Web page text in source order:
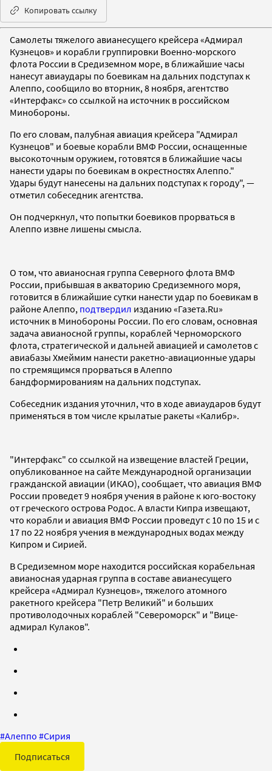
Копировать ссылку
Самолеты тяжелого авианесущего крейсера «Адмирал
Кузнецов» и корабли группировки Военно-морского
флота России в Средиземном море, в ближайшие часы
нанесут авиаудары по боевикам на дальних подступах к
Алеппо, сообщило во вторник, 8 ноября, агентство
«Интерфакс» со ссылкой на источник в российском
Минобороны.
По его словам, палубная авиация крейсера "Адмирал
Кузнецов" и боевые корабли ВМФ России, оснащенные
высокоточным оружием, готовятся в ближайшие часы
нанести удары по боевикам в окрестностях Алеппо."
Удары будут нанесены на дальних подступах к городу", —
отметил собеседник агентства.
Он подчеркнул, что попытки боевиков прорваться в
Алеппо извне лишены смысла.
О том, что авианосная группа Северного флота ВМФ
России, прибывшая в акваторию Средиземного моря,
готовится в ближайшие сутки нанести удар по боевикам в
районе Алеппо, подтвердил изданию «Газета.Ru»
источник в Минобороны России. По его словам, основная
задача авианосной группы, кораблей Черноморского
флота, стратегической и дальней авиацией и самолетов с
авиабазы Хмеймим нанести ракетно-авиационные удары
по стремящимся прорваться в Алеппо
бандформированиям на дальних подступах.
Собеседник издания уточнил, что в ходе авиаударов будут
применяться в том числе крылатые ракеты «Калибр».
"Интерфакс" со ссылкой на извещение властей Греции,
опубликованное на сайте Международной организации
гражданской авиации (ИКАО), сообщает, что авиация ВМФ
России проведет 9 ноября учения в районе к юго-востоку
от греческого острова Родос. А власти Кипра извещают,
что корабли и авиация ВМФ России проведут с 10 по 15 и с
17 по 22 ноября учения в международных водах между
Кипром и Сирией.
В Средиземном море находится российская корабельная
авианосная ударная группа в составе авианесущего
крейсера «Адмирал Кузнецов», тяжелого атомного
ракетного крейсера "Петр Великий" и больших
противолодочных кораблей "Североморск" и "Вице-
адмирал Кулаков".
#Алеппо #Сирия
Подписаться